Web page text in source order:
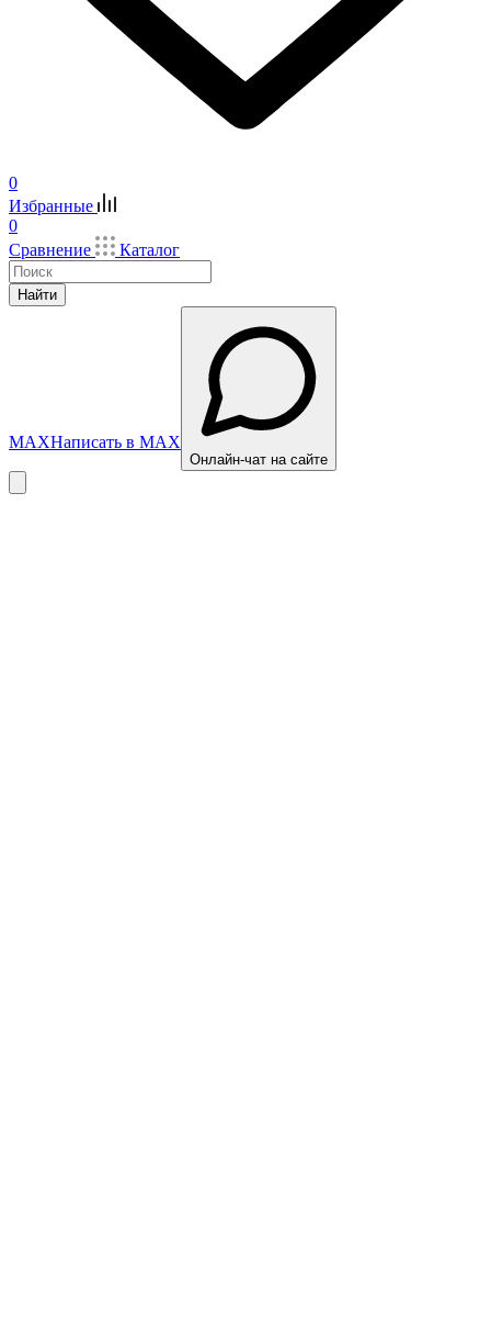
0
Избранные
0
Сравнение
Каталог
Найти
MAXНаписать в MAX
Онлайн-чат на сайте